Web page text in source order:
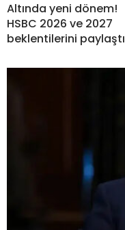
Altında yeni dönem!
HSBC 2026 ve 2027
beklentilerini paylaştı